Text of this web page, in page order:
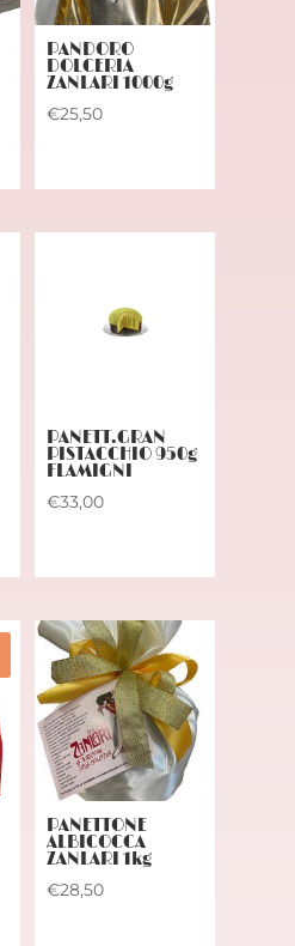
PANDORO
DOLCERIA
ZANLARI 1000g
€25,50
PANETT.GRAN
PISTACCHIO 950g
FLAMIGNI
€33,00
PANETTONE
ALBICOCCA
ZANLARI 1kg
€28,50